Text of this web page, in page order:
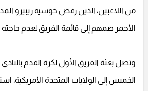
من اللاعبين، الذين رفض خوسيه ريبيرو
الأحمر ضمهم إلى قائمة الفريق لعدم حاجته
وتصل بعثة الفريق الأول لكرة القدم
الخميس إلى الولايات المتحدة الأمريكية،